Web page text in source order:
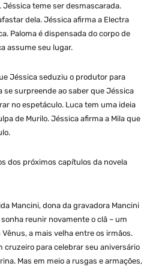
Jéssica teme ser desmascarada.
dela. Jéssica afirma a Electra
Paloma é dispensada do corpo de
assume seu lugar.
Jéssica seduziu o produtor para
se surpreende ao saber que Jéssica
no espetáculo. Luca tem uma ideia
de Murilo. Jéssica afirma a Mila que
dos próximos capítulos da novela
Mancini, dona da gravadora Mancini
reunir novamente o clã – um
a mais velha entre os irmãos.
cruzeiro para celebrar seu aniversário
Mas em meio a rusgas e armações,